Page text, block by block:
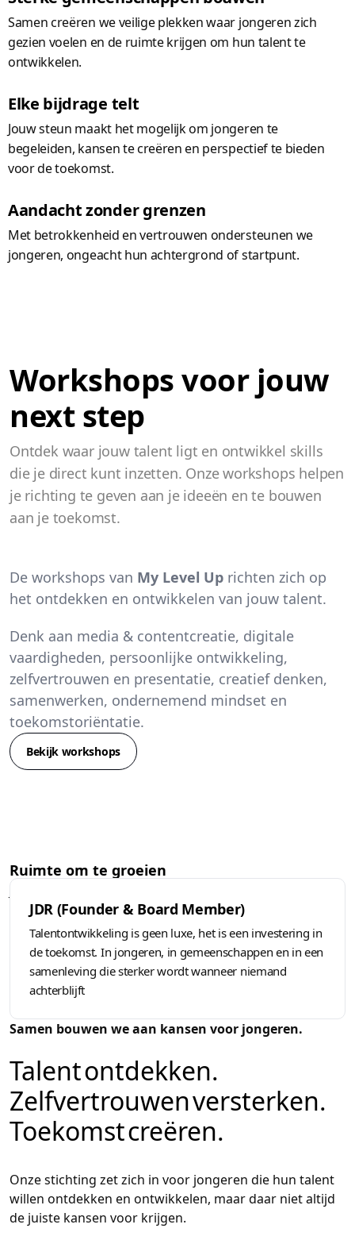
Samen creëren we veilige plekken waar jongeren zich
gezien voelen en de ruimte krijgen om hun talent te
ontwikkelen.
Elke bijdrage telt
Jouw steun maakt het mogelijk om jongeren te
begeleiden, kansen te creëren en perspectief te bieden
voor de toekomst.
Aandacht zonder grenzen
Met betrokkenheid en vertrouwen ondersteunen we
jongeren, ongeacht hun achtergrond of startpunt.
Workshops voor jouw
next step
Ontdek waar jouw talent ligt en ontwikkel skills
die je direct kunt inzetten. Onze workshops helpen
je richting te geven aan je ideeën en te bouwen
aan je toekomst.
De workshops van My Level Up richten zich op
het ontdekken en ontwikkelen van jouw talent.
Denk aan media & contentcreatie, digitale
vaardigheden, persoonlijke ontwikkeling,
zelfvertrouwen en presentatie, creatief denken,
samenwerken, ondernemend mindset en
toekomstoriëntatie.
Bekijk workshops
Ruimte om te groeien
groeien. My Level Up creëert plekken waar jongeren mogen
leren, proberen en groeien.
JDR (Founder & Board Member)
Talentontwikkeling is geen luxe, het is een investering in
de toekomst. In jongeren, in gemeenschappen en in een
samenleving die sterker wordt wanneer niemand
achterblijft
Samen bouwen we aan kansen voor jongeren.
Talent ontdekken.
Zelfvertrouwen versterken.
Toekomst creëren.
Onze stichting zet zich in voor jongeren die hun talent
willen ontdekken en ontwikkelen, maar daar niet altijd
de juiste kansen voor krijgen.